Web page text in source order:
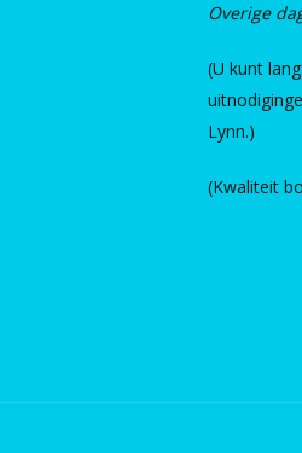
Overige
(U kunt
Lynn.)
(Kwaliteit